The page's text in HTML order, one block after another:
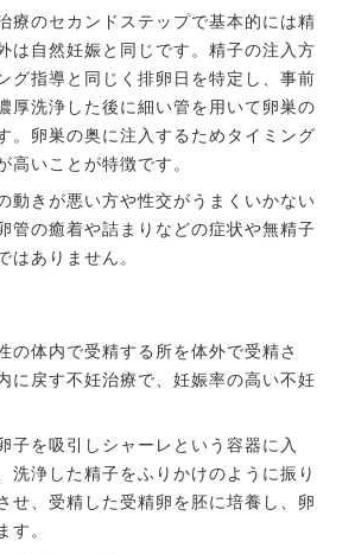
療のセカンドステップで基本的には精
は自然妊娠と同じです。精子の注入方
グ指導と同じく排卵日を特定し、事前
厚洗浄した後に細い管を用いて卵巣の
。卵巣の奥に注入するためタイミング
高いことが特徴です。
動きが悪い方や性交がうまくいかない
管の癒着や詰まりなどの症状や無精子
はありません。
の体内で受精する所を体外で受精さ
に戻す不妊治療で、妊娠率の高い不妊
子を吸引しシャーレという容器に入
洗浄した精子をふりかけのように振り
せ、受精した受精卵を胚に培養し、卵
す。